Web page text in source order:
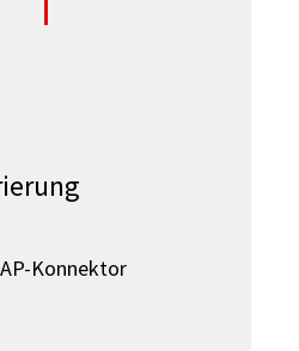
Konnektor